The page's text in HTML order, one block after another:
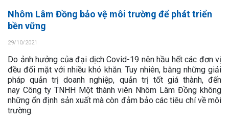
Nhôm Lâm Đồng bảo vệ môi trường để phát triển
bền vững
29/10/2021
Do ảnh hưởng của đại dịch Covid-19 nên hầu hết các đơn vị
đều đối mặt với nhiều khó khăn. Tuy nhiên, bằng những giải
pháp quản trị doanh nghiệp, quản trị tốt giá thành, đến
nay Công ty TNHH Một thành viên Nhôm Lâm Đồng không
những ổn định sản xuất mà còn đảm bảo các tiêu chí về môi
trường.